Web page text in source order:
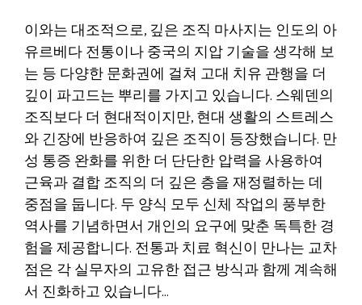
이와는 대조적으로, 깊은 조직 마사지는 인도의 아
유르베다 전통이나 중국의 지압 기술을 생각해 보
는 등 다양한 문화권에 걸쳐 고대 치유 관행을 더
깊이 파고드는 뿌리를 가지고 있습니다. 스웨덴의
조직보다 더 현대적이지만, 현대 생활의 스트레스
와 긴장에 반응하여 깊은 조직이 등장했습니다. 만
성 통증 완화를 위한 더 단단한 압력을 사용하여
근육과 결합 조직의 더 깊은 층을 재정렬하는 데
중점을 둡니다. 두 양식 모두 신체 작업의 풍부한
역사를 기념하면서 개인의 요구에 맞춘 독특한 경
험을 제공합니다. 전통과 치료 혁신이 만나는 교차
점은 각 실무자의 고유한 접근 방식과 함께 계속해
서 진화하고 있습니다…